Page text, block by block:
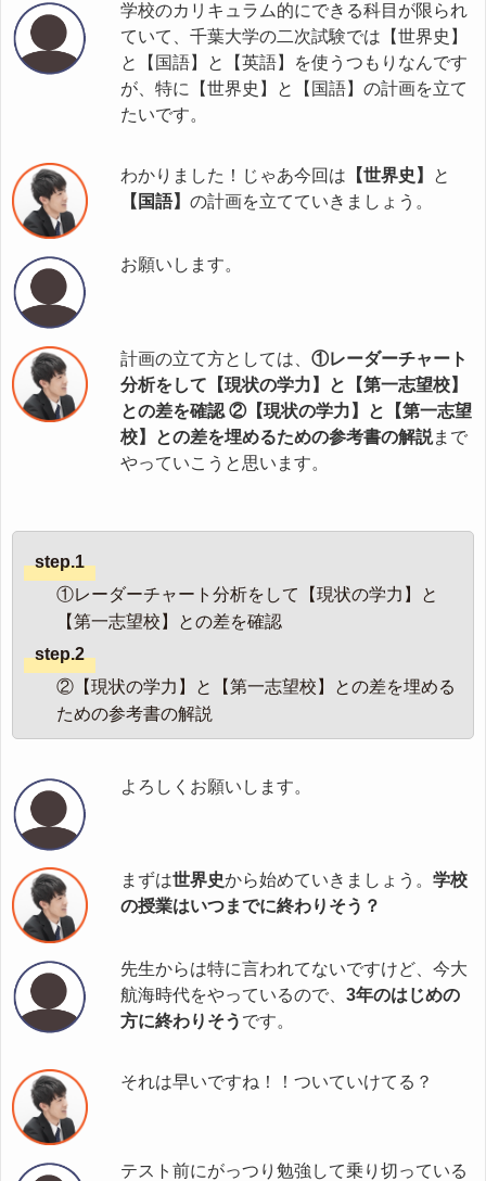
学校のカリキュラム的にできる科目が限られ
ていて、千葉大学の二次試験では【世界史】
と【国語】と【英語】を使うつもりなんです
が、特に【世界史】と【国語】の計画を立て
たいです。
わかりました！じゃあ今回は 【世界史】
と
【国語】 の計画を立てていきましょう。
お願いします。
計画の立て方としては、 ①レーダーチャート
分析をして【現状の学力】と【第一志望校】
との差を確認 ②【現状の学力】と【第一志望
校】との差を埋めるための参考書の解説まで
やっていこうと思います。
step.1
①レーダーチャート分析をして【現状の学力】と
【第一志望校】との差を確認
step.2
②【現状の学力】と【第一志望校】との差を埋める
ための参考書の解説
よろしくお願いします。
まずは世界史から始めていきましょう。 学校
の授業はいつまでに終わりそう？
先生からは特に言われてないですけど、今大
航海時代をやっているので、 3年のはじめの
方に終わりそう です。
それは早いですね！！ついていけてる？
テスト前にがっつり勉強して乗り切っている